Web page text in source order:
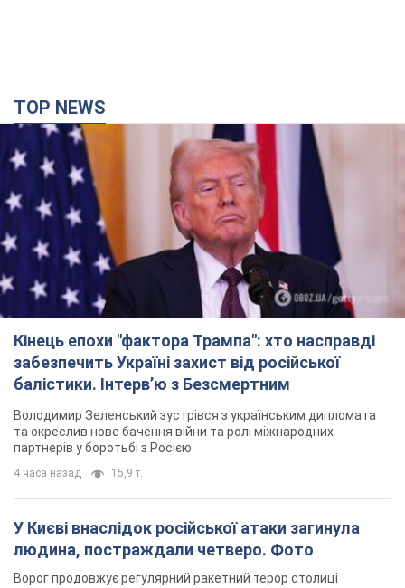
TOP NEWS
Кінець епохи "фактора Трампа": хто насправді
забезпечить Україні захист від російської
балістики. Інтерв’ю з Безсмертним
Володимир Зеленський зустрівся з українським дипломата
та окреслив нове бачення війни та ролі міжнародних
партнерів у боротьбі з Росією
4 часа назад 15,9 т.
У Києві внаслідок російської атаки загинула
людина, постраждали четверо. Фото
Ворог продовжує регулярний ракетний терор столиці